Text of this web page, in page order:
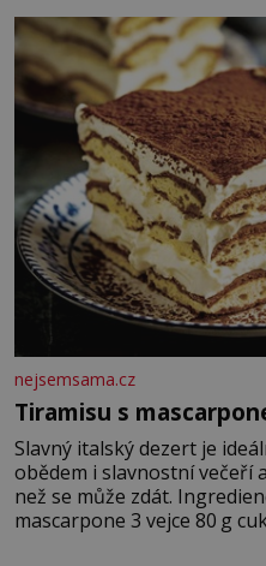
krutý. Jeho činy budí
nejsemsama.cz
Tiramisu s
Slavný italský dezert je
obědem i slavnostní večeří
než se může zdát. Ingredience
mascarpone 3 vejce 80 g cukru 200 g cukrářských